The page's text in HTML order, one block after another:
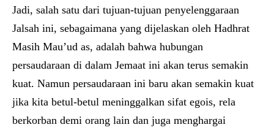
Jadi, salah satu dari tujuan-tujuan penyelenggaraan
Jalsah ini, sebagaimana yang dijelaskan oleh Hadhrat
Masih Mau’ud as, adalah bahwa hubungan
persaudaraan di dalam Jemaat ini akan terus semakin
kuat. Namun persaudaraan ini baru akan semakin kuat
jika kita betul-betul meninggalkan sifat egois, rela
berkorban demi orang lain dan juga menghargai